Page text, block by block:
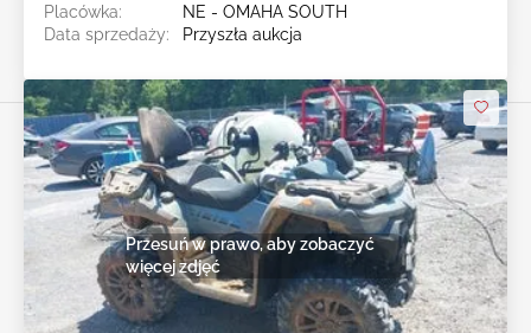
Placówka:
NE - OMAHA SOUTH
Data sprzedaży:
Przyszła aukcja
Przesuń w prawo, aby zobaczyć
więcej zdjęć